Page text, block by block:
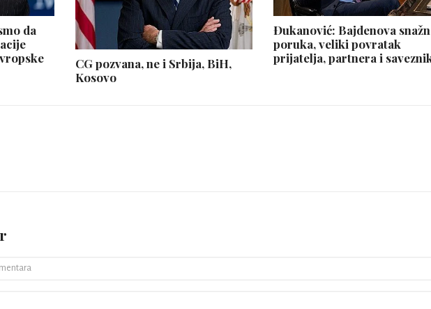
da
CG pozvana, ne i Srbija, BiH,
Kosovo
Đukanović: Bajdenova
poruka, veliki povratak
prijatelja, partnera i